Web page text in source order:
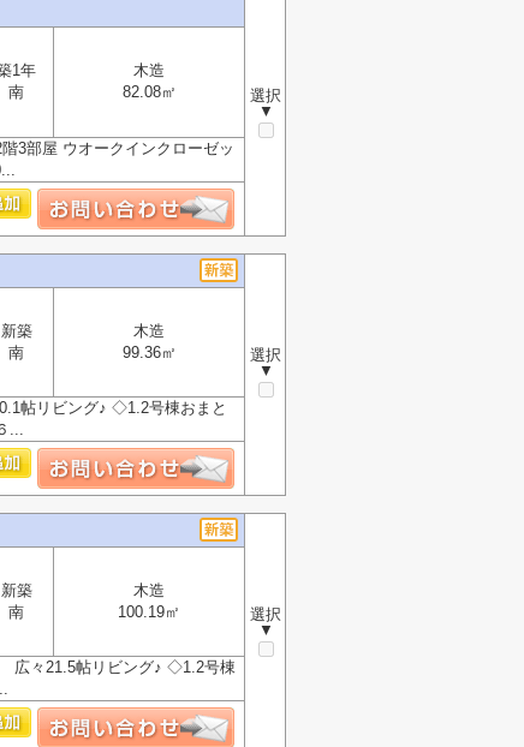
選択
▼
1年
南
木造
82.08㎡
3部屋 ウオークインクローゼッ
選択
▼
新築
南
木造
99.36㎡
帖リビング♪ ◇1.2号棟おまと
...
選択
▼
新築
南
木造
100.19㎡
広々21.5帖リビング♪ ◇1.2号棟